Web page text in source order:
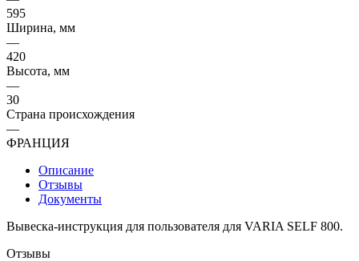
595
Ширина, мм
—
420
Высота, мм
—
30
Страна происхождения
—
ФРАНЦИЯ
Описание
Отзывы
Документы
Вывеска-инструкция для пользователя для VARIA SELF 800.
Отзывы